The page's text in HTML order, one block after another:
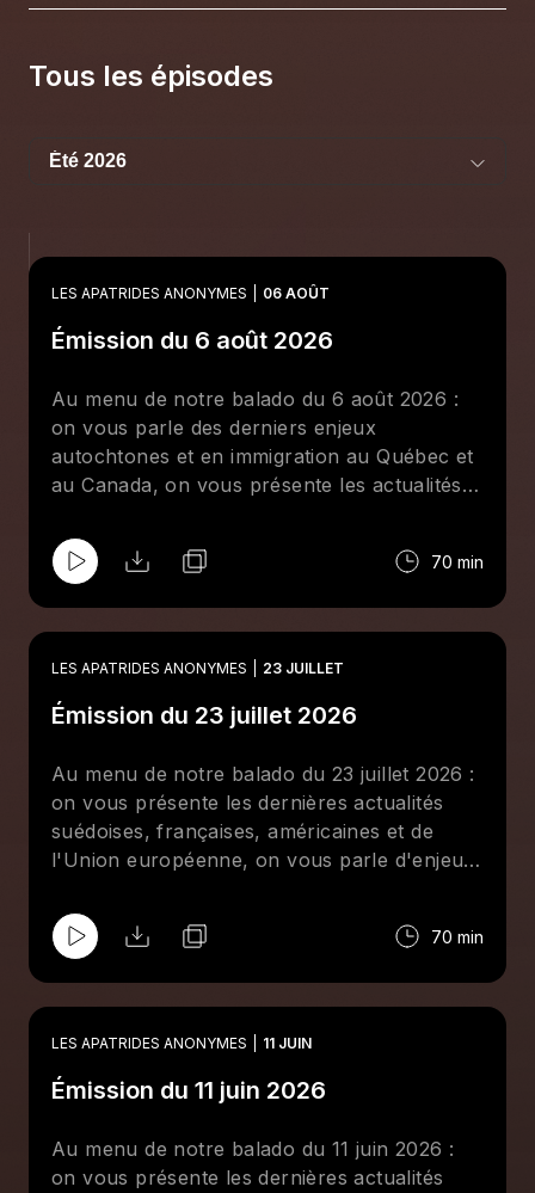
Tous les épisodes
LES APATRIDES ANONYMES 06 AOÛT
Émission du 6 août 2026
Au menu de notre balado du 6 août 2026 :
on vous parle des derniers enjeux
autochtones et en immigration au Québec et
au Canada, on vous présente les actualités
en plus d'une mise à jour sur les dernières
initiatives néolibérales du gouvernement
l'agenda antiraciste ainsi que des
découvertes musicales.
70 min
LES APATRIDES ANONYMES 23 JUILLET
Émission du 23 juillet 2026
Au menu de notre balado du 23 juillet 2026 :
on vous présente les dernières actualités
suédoises, françaises, américaines et de
l'Union européenne, on vous parle d'enjeux
vous met à jour sur la répression des luttes
propalestiniennes ici et ailleurs, on revient
vous propose l'agenda antiraciste ainsi que
des découvertes musicales.
70 min
LES APATRIDES ANONYMES 11 JUIN
Émission du 11 juin 2026
Au menu de notre balado du 11 juin 2026 :
on vous présente les dernières actualités